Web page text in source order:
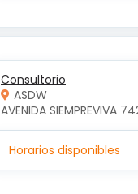
Consultorio
ASDW
AVENIDA SIEMPREVIVA
Horarios disponibles